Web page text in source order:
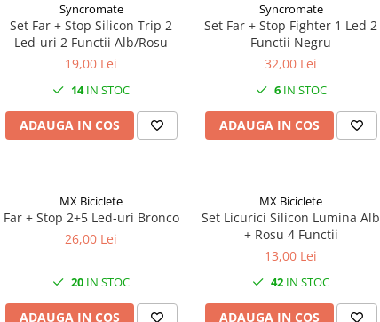
Syncromate
Set Far + Stop Silicon Trip 2
Led-uri 2 Functii Alb/Rosu
19,00 Lei
14IN STOC
ADAUGA IN COS
Syncromate
Set Far + Stop Fighter 1 Led 2
Functii Negru
32,00 Lei
6IN STOC
ADAUGA IN COS
MX Biciclete
Far + Stop 2+5 Led-uri Bronco
26,00 Lei
20 IN STOC
ADAUGA IN COS
MX Biciclete
Set Licurici Silicon Lumina Alb
+ Rosu 4 Functii
13,00 Lei
42 IN STOC
ADAUGA IN COS